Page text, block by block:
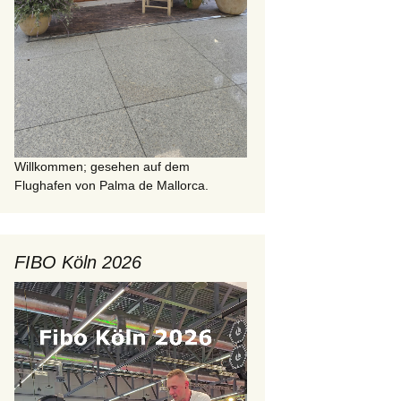
Willkommen; gesehen auf dem
Flughafen von Palma de Mallorca.
FIBO Köln 2026
Video-
Player